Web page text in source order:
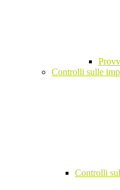
Controlli sulle
Controlli